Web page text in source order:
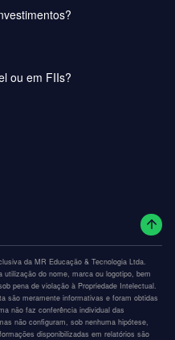
ou em FIIs?
da MR Educação & Tecnologia Ltda.
utilização do nome, marca ou logotipo, bem
pena de violação à Propriedade Intelectual.
são meramente informativas e foram obtidas
não faz conferência individual das
não configuram, sob nenhuma hipótese,
disponibilizadas em relatórios são